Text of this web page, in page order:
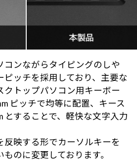
コンながらタイピングのしや
ピッチを採用しており、主要な
クトップパソコン用キーボー
ピッチで均等に配置、キース
とすることで、軽快な文字入力
反映する形でカーソルキーを
のに変更しております。